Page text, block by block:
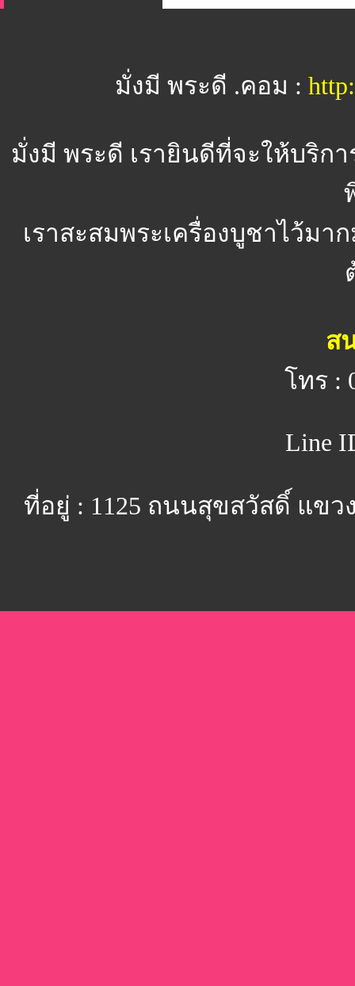
มั่งมี พระดี .คอม :
มั่งมี พระดี เรายินดีที่จะให้บริก
เราสะสมพระเครื่องบูชาไว้ม
ส
โทร :
Line
ที่อยู่ : 1125 ถนนสุขสวัสดิ์ แขว